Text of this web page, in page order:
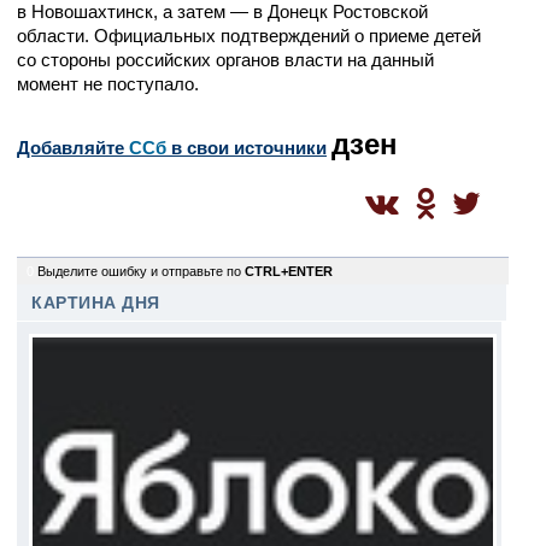
в Новошахтинск, а затем — в Донецк Ростовской
области. Официальных подтверждений о приеме детей
со стороны российских органов власти на данный
момент не поступало.
Добавляйте CСб в свои источники дзен
Выделите ошибку и отправьте по CTRL+ENTER
КАРТИНА ДНЯ